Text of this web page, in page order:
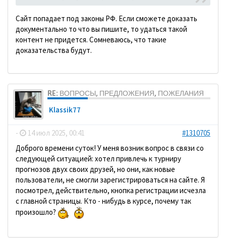
Сайт попадает под законы РФ. Если сможете доказать
документально то что вы пишите, то удаться такой
контент не придется. Сомневаюсь, что такие
доказательства будут.
RE: ВОПРОСЫ, ПРЕДЛОЖЕНИЯ, ПОЖЕЛАНИЯ
Klassik77
- 14 июл 2025, 00:41
#1310705
Доброго времени суток! У меня возник вопрос в связи со
следующей ситуацией: хотел привлечь к турниру
прогнозов двух своих друзей, но они, как новые
пользователи, не смогли зарегистрироваться на сайте. Я
посмотрел, действительно, кнопка регистрации исчезла
с главной страницы. Кто - нибудь в курсе, почему так
произошло?